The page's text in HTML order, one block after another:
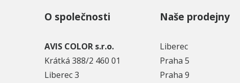
O společnosti
AVIS COLOR s.r.o.
Krátká 388/2 460 01
Liberec 3
Naše prodejny
Liberec
Praha 5
Praha 9